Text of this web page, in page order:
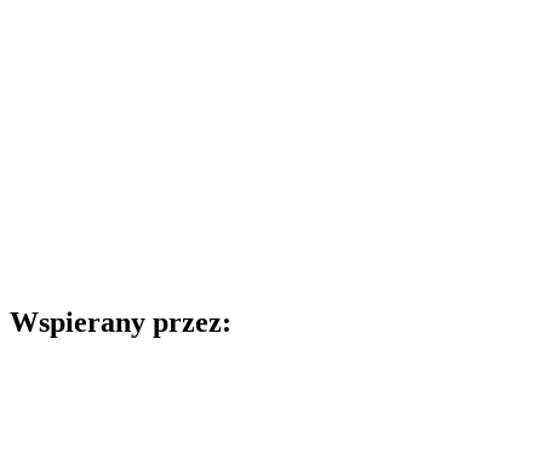
Wspierany przez: